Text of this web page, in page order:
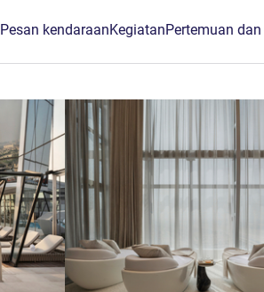
Pesan kendaraanKegiatanPertemuan